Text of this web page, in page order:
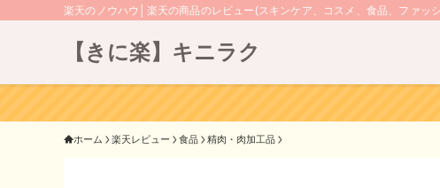
楽天のノウハウ│楽天の商品のレビュー(スキンケア、コスメ、食品、ファッ
【きに楽】キニラク
ホーム 楽天レビュー 食品 精肉・肉加工品